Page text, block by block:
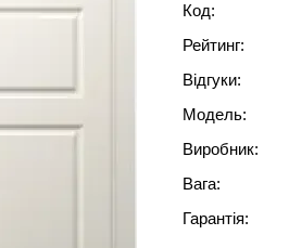
Код:
Рейтинг:
Відгуки:
Модель:
Виробник:
Вага:
Гарантія: